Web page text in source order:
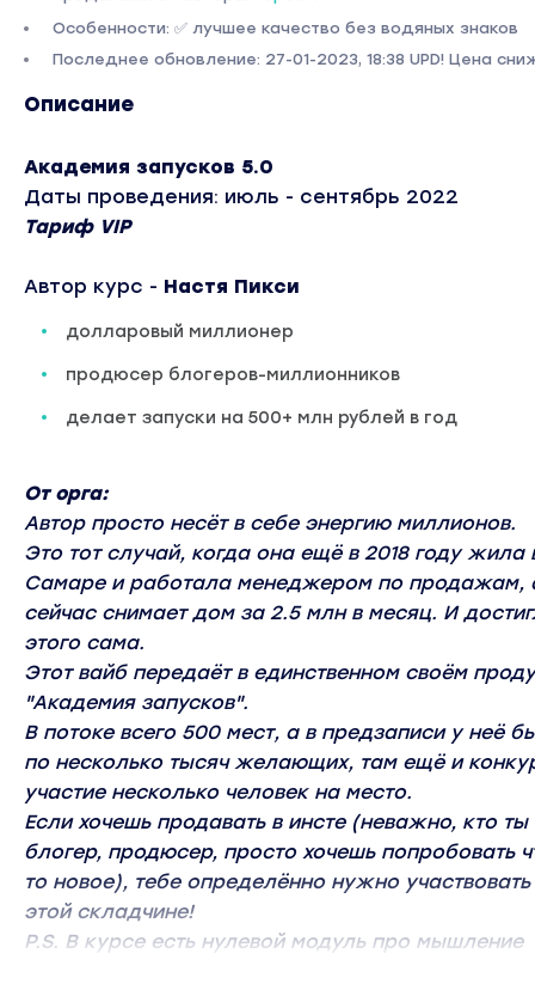
Особенности: ✅ лучшее качество без водяных знаков
Последнее обновление: 27-01-2023, 18:38 UPD! Цена
Описание
Академия запусков 5.0
Даты проведения: июль - сентябрь 2022
Тариф VIP
Автор курс - Настя Пикси
долларовый миллионер
продюсер блогеров-миллионников
делает запуски на 500+ млн рублей в год
От орга:
Автор просто несёт в себе энергию миллионов.
Это тот случай, когда она ещё в 2018 году жила
Самаре и работала менеджером по продажам,
сейчас снимает дом за 2.5 млн в месяц. И
этого сама.
Этот вайб передаёт в единственном своём
"Академия запусков".
В потоке всего 500 мест, а в предзаписи у неё
по несколько тысяч желающих, там ещё и
участие несколько человек на место.
Если хочешь продавать в инсте (неважно, кто ты
блогер, продюсер, просто хочешь попробовать
то новое), тебе определённо нужно участвовать
этой складчине!
P.S. В курсе есть нулевой модуль про мышление